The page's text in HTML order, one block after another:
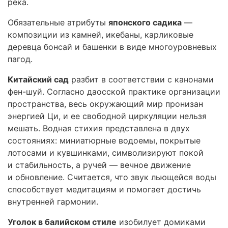
Обязательные атрибуты японского садика —
композиции из камней, икебаны, карликовые
деревца бонсай и башенки в виде многоуровневых
пагод.
Китайский сад разбит в соответствии с канонами
фен-шуй. Согласно даосской практике организации
пространства, весь окружающий мир пронизан
энергией Ци, и ее свободной циркуляции нельзя
мешать. Водная стихия представлена в двух
состояниях: миниатюрные водоемы, покрытые
лотосами и кувшинками, символизируют покой
и стабильность, а ручей — вечное движение
и обновление. Считается, что звук льющейся воды
способствует медитациям и помогает достичь
внутренней гармонии.
Уголок в балийском стиле изобилует домиками